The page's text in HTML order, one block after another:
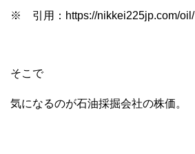
※ 引用：https://nikkei225jp.com/oil/
そこで
気になるのが石油採掘会社の株価。